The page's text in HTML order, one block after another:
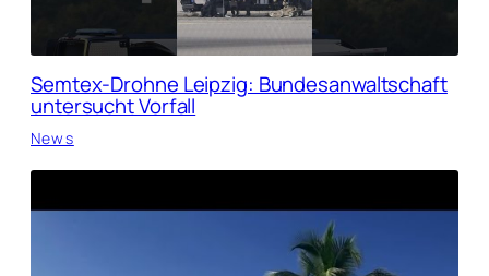
Semtex-Drohne Leipzig: Bundesanwaltschaft
untersucht Vorfall
News